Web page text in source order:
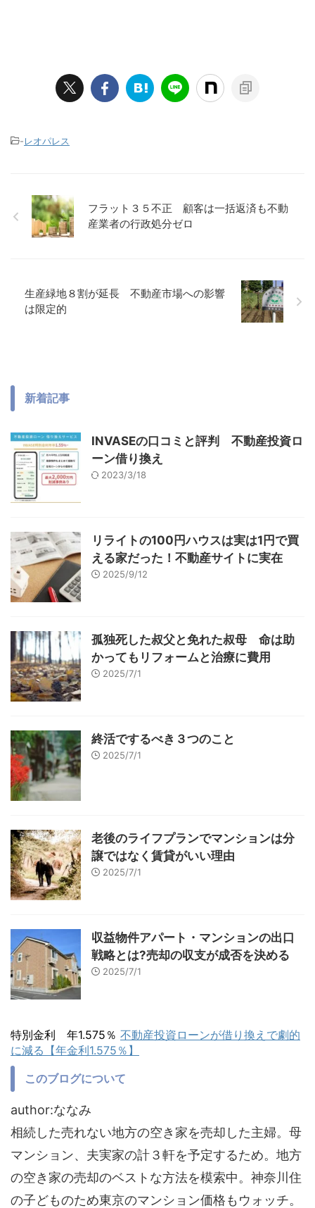
-レオパレス
フラット３５不正 顧客は一括返済も不動
産業者の行政処分ゼロ
生産緑地８割が延長 不動産市場への影響
は限定的
新着記事
INVASEの口コミと評判 不動産投資ロ
ーン借り換え
2023/3/18
リライトの100円ハウスは実は1円で買
える家だった！不動産サイトに実在
2025/9/12
孤独死した叔父と免れた叔母 命は助
かってもリフォームと治療に費用
2025/7/1
終活でするべき３つのこと
2025/7/1
老後のライフプランでマンションは分
譲ではなく賃貸がいい理由
2025/7/1
収益物件アパート・マンションの出口
戦略とは?売却の収支が成否を決める
2025/7/1
特別金利 年1.575％ 不動産投資ローンが借り換えで劇的
に減る【年金利1.575％】
このブログについて
author:ななみ
相続した売れない地方の空き家を売却した主婦。母
マンション、夫実家の計３軒を予定するため。地方
の空き家の売却のベストな方法を模索中。神奈川住
の子どものため東京のマンション価格もウォッチ。